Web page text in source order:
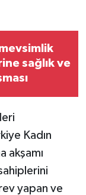
sağlık ve
Kadın
akşamı
yapan ve